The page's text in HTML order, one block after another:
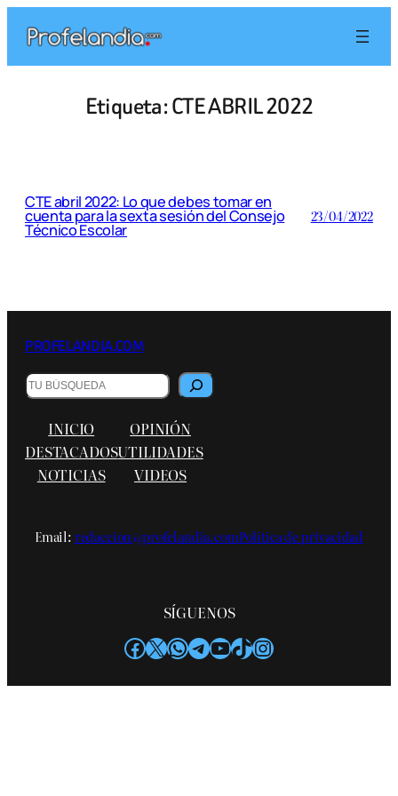
contenido
Etiqueta:CTE ABRIL 2022
CTE abril 2022: Lo que debes tomar en
cuenta para la sexta sesión del Consejo
Técnico Escolar
23/04/2022
PROFELANDIA.COM
Buscar
INICIO
DESTACADOS
NOTICIAS
OPINIÓN
UTILIDADES
VIDEOS
Email:redaccion@profelandia.comPolítica de privacidad
SÍGUENOS
Facebook
X WhatsApp
Telegram
YouTube
TikTok
Instagram